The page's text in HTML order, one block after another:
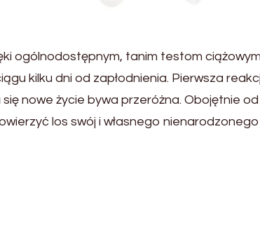
ogólnodostępnym, tanim testom
kilku dni od zapłodnienia. Pierwsza
nowe życie bywa przeróżna. Obojętnie od
los swój i własnego nienarodzonego